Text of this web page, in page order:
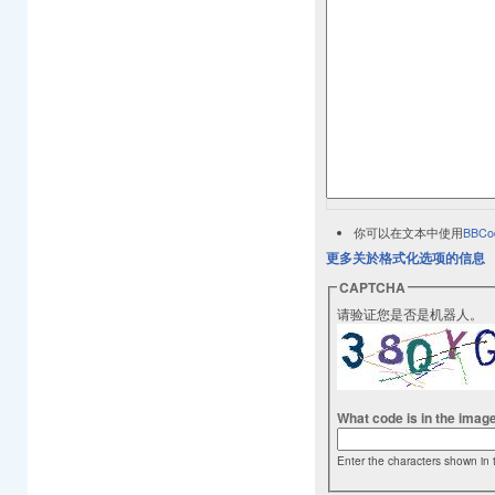
你可以在文本中使用
更多关於格式化选项的信息
CAPTCHA
请验证您是否是机器人。
What code is in the
Enter the characters shown in